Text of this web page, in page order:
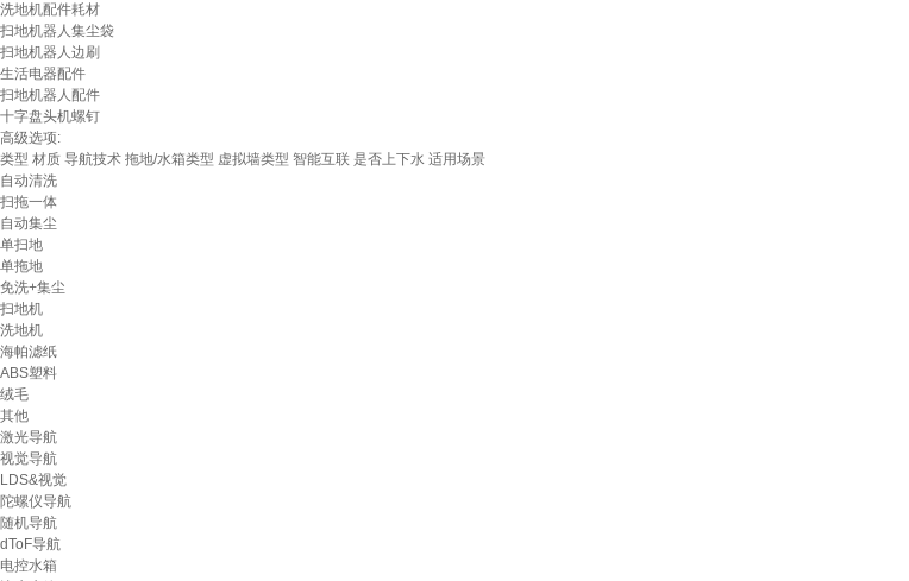
洗地机配件耗材
扫地机器人集尘袋
扫地机器人边刷
生活电器配件
扫地机器人配件
十字盘头机螺钉
高级选项:
类型 材质 导航技术 拖地/水箱类型 虚拟墙类型 智能互联 是否上下水 适用场景
自动清洗
扫拖一体
自动集尘
单扫地
单拖地
免洗+集尘
扫地机
洗地机
海帕滤纸
ABS塑料
绒毛
其他
激光导航
视觉导航
LDS&视觉
陀螺仪导航
随机导航
dToF导航
电控水箱